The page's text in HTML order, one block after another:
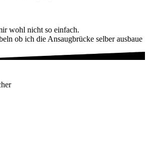
wohl nicht so einfach.
ob ich die Ansaugbrücke selber ausbaue